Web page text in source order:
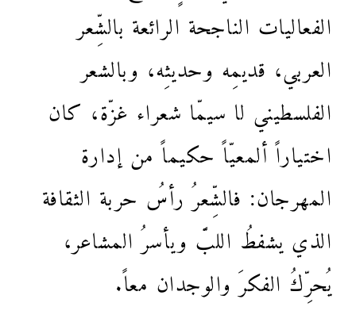
الفعاليات الناجحة الرائعة بالشِّعر
العربي، قديمِه وحديثِه، وبالشعر
الفلسطيني لا سيمّا شعراء غزّة، كان
اختياراً ألمعيّاً حكيماً من إدارة
المهرجان: فالشِّعرُ رأسُ حربة الثقافة
الذي يشفطُ اللبَّ ويأسرُ المشاعر،
يُحرِّكُ الفكرَ والوجدان معاً.